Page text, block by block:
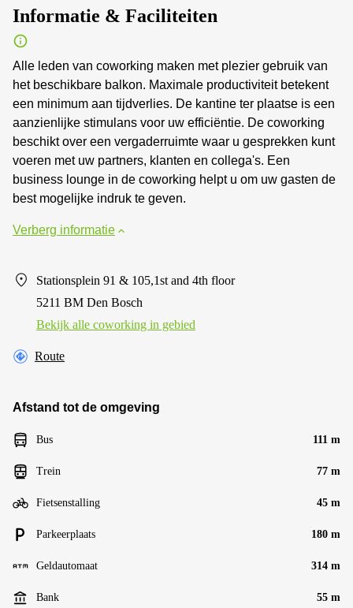
Informatie & Faciliteiten
Alle leden van coworking maken met plezier gebruik van
het beschikbare balkon. Maximale productiviteit betekent
een minimum aan tijdverlies. De kantine ter plaatse is een
aanzienlijke stimulans voor uw efficiëntie. De coworking
beschikt over een vergaderruimte waar u gesprekken kunt
voeren met uw partners, klanten en collega's. Een
business lounge in de coworking helpt u om uw gasten de
best mogelijke indruk te geven.
Verberg informatie
Stationsplein 91 & 105,1st and 4th floor
5211 BM Den Bosch
Bekijk alle сoworking in gebied
Route
Afstand tot de omgeving
Bus 111 m
Trein 77 m
Fietsenstalling 45 m
Parkeerplaats 180 m
Geldautomaat 314 m
Bank 55 m